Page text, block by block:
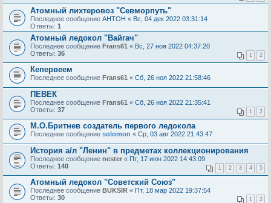
Атомный лихтеровоз "Севморпуть"
Последнее сообщение AHTOH « Вс, 04 дек 2022 03:31:14
Ответы: 1
Атомный ледокол "Вайгач"
Последнее сообщение Frans61 « Вс, 27 ноя 2022 04:37:20
Ответы: 36 1 2
Кепервеем
Последнее сообщение Frans61 « Сб, 26 ноя 2022 21:58:46
ПЕВЕК
Последнее сообщение Frans61 « Сб, 26 ноя 2022 21:35:41
Ответы: 37 1 2
М.О.Бритнев создатель первого ледокола
Последнее сообщение solomon « Ср, 03 авг 2022 21:43:47
История а/л "Ленин" в предметах коллекционирования
Последнее сообщение nester « Пт, 17 июн 2022 14:43:09
Ответы: 140 1 2 3 4 5
Атомный ледокол "Советский Союз"
Последнее сообщение BUKSIR « Пт, 18 мар 2022 19:37:54
Ответы: 30 1 2